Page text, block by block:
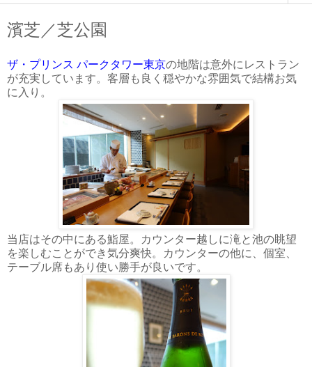
濱芝／芝公園
ザ・プリンス パークタワー東京の地階は意外にレストラン
が充実しています。客層も良く穏やかな雰囲気で結構お気
に入り。
当店はその中にある鮨屋。カウンター越しに滝と池の眺望
を楽しむことができ気分爽快。カウンターの他に、個室、
テーブル席もあり使い勝手が良いです。